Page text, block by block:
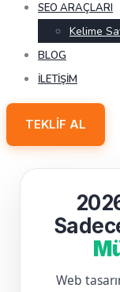
SEO ARAÇLARI
Kelime
BLOG
İLETIŞIM
TEKLIF AL
Web